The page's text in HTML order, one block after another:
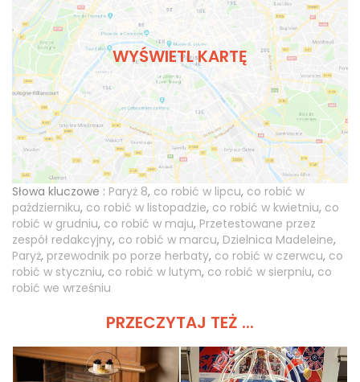
WYŚWIETL KARTĘ
Słowa kluczowe : Paryż 8, co robić w lipcu, co robić w
październiku, co robić w listopadzie, co robić w kwietniu, co
robić w grudniu, co robić w maju, Przetestowane przez
zespół redakcyjny, co robić w marcu, Dzielnica Madeleine,
Paryż, przewodnik po porze herbaty, co robić w czerwcu, co
robić w styczniu, co robić w lutym, co robić w sierpniu, co
robić we wrześniu
PRZECZYTAJ TEŻ ...